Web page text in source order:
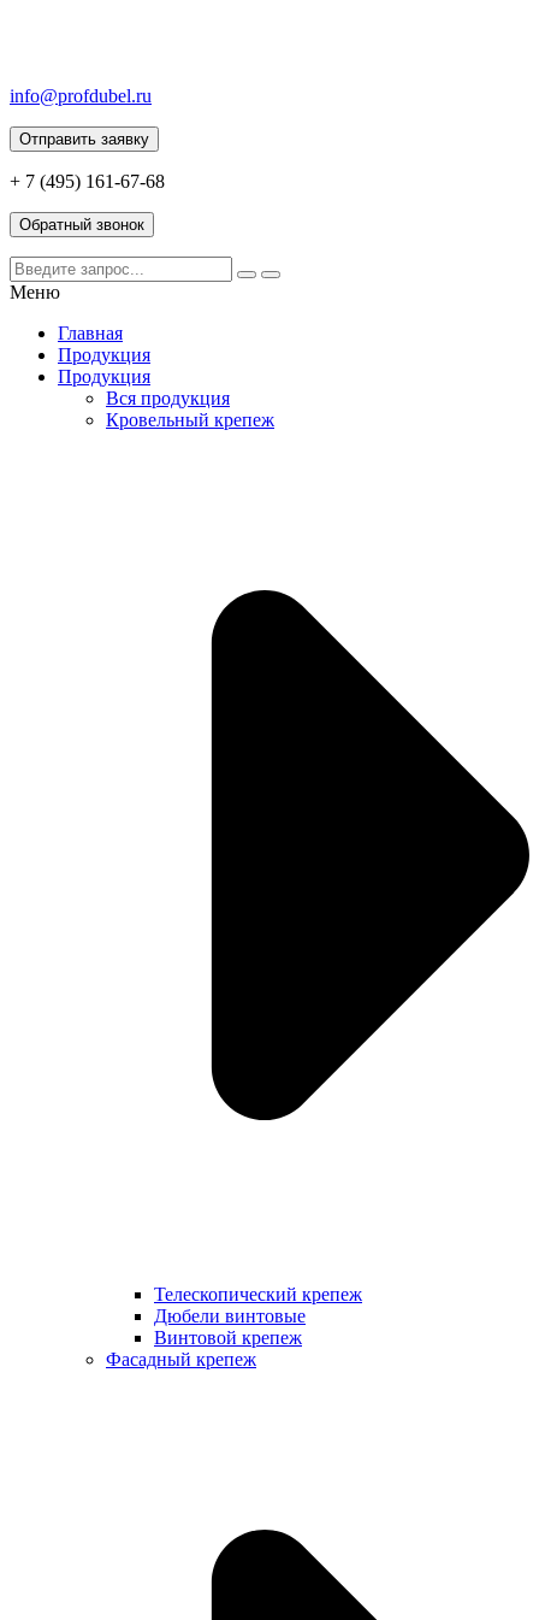
info@profdubel.ru
Отправить заявку
+ 7 (495) 161-67-68
Обратный звонок
Меню
Главная
Продукция
Продукция
Вся продукция
Кровельный крепеж
Телескопический крепеж
Дюбели винтовые
Винтовой крепеж
Фасадный крепеж